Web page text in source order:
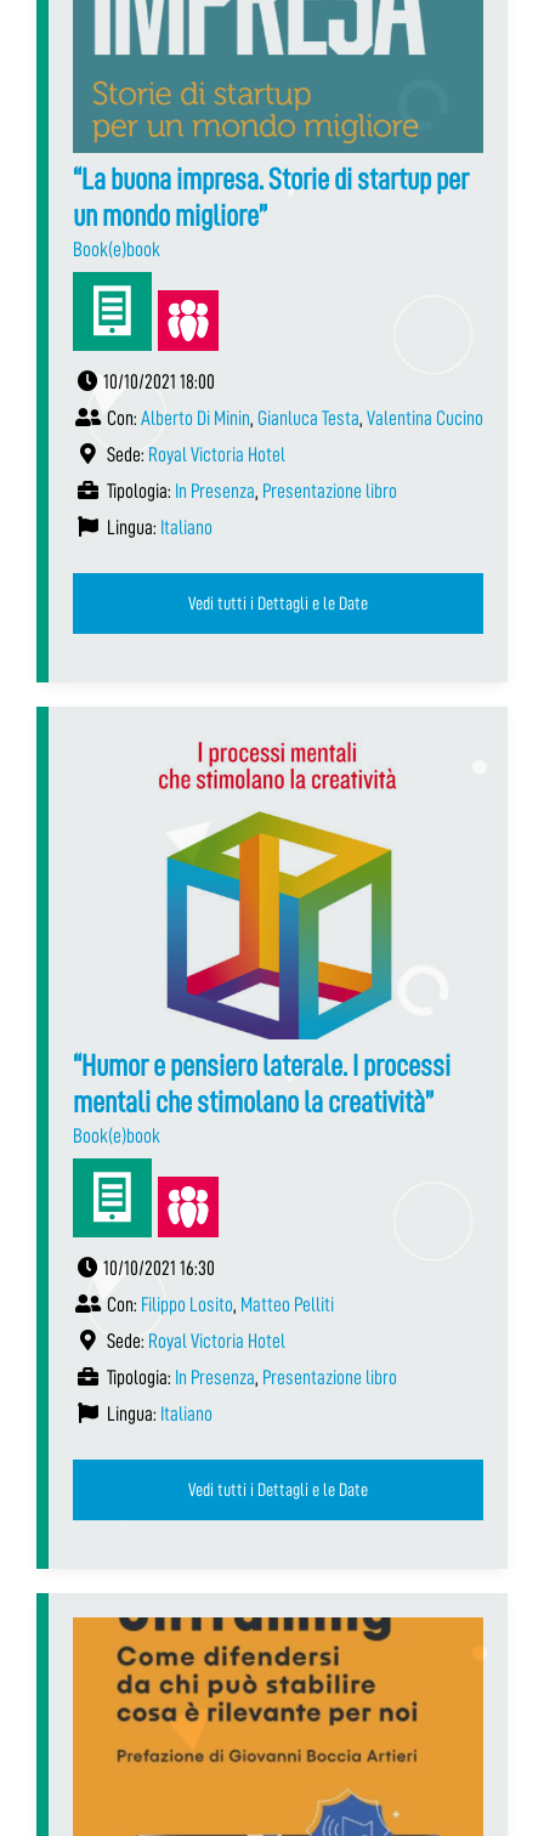
“La buona impresa. Storie di startup per
un mondo migliore”
Book(e)book
10/10/2021 18:00
Con: Alberto Di Minin, Gianluca Testa, Valentina Cucino
Sede: Royal Victoria Hotel
Tipologia: In Presenza, Presentazione libro
Lingua: Italiano
Vedi tutti i Dettagli e le Date
“Humor e pensiero laterale. I processi
mentali che stimolano la creatività”
Book(e)book
10/10/2021 16:30
Con: Filippo Losito, Matteo Pelliti
Sede: Royal Victoria Hotel
Tipologia: In Presenza, Presentazione libro
Lingua: Italiano
Vedi tutti i Dettagli e le Date